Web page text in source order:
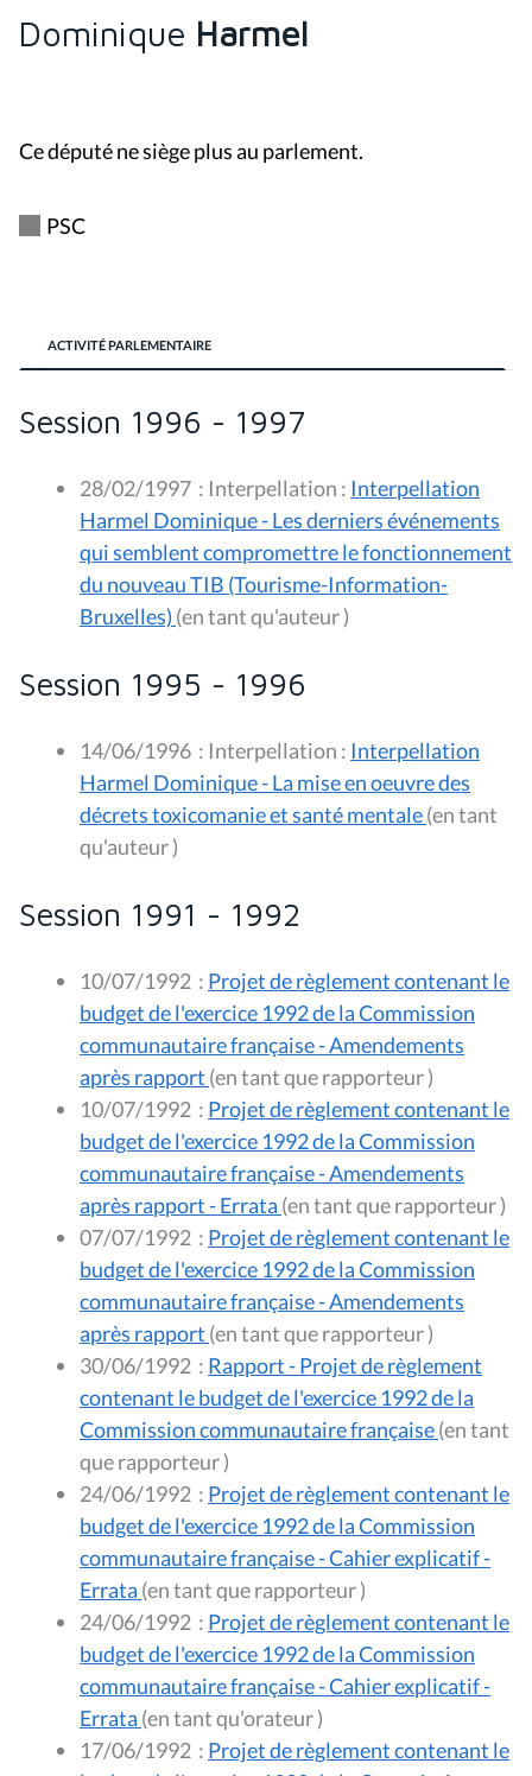
Dominique Harmel
Ce député ne siège plus au parlement.
PSC
ACTIVITÉ PARLEMENTAIRE
Session 1996 - 1997
28/02/1997 : Interpellation : Interpellation
Harmel Dominique - Les derniers événements
qui semblent compromettre le fonctionnement
du nouveau TIB (Tourisme-Information-
Bruxelles)
(en tant qu'auteur )
Session 1995 - 1996
14/06/1996 : Interpellation : Interpellation
Harmel Dominique - La mise en oeuvre des
décrets toxicomanie et santé mentale(en tant
qu'auteur )
Session 1991 - 1992
10/07/1992 : Projet de règlement contenant le
budget de l'exercice 1992 de la Commission
communautaire française - Amendements
après rapport
(en tant que rapporteur )
10/07/1992 : Projet de règlement contenant le
budget de l'exercice 1992 de la Commission
communautaire française - Amendements
après rapport - Errata
(en tant que rapporteur )
07/07/1992 : Projet de règlement contenant le
budget de l'exercice 1992 de la Commission
communautaire française - Amendements
après rapport
(en tant que rapporteur )
30/06/1992 : Rapport - Projet de règlement
contenant le budget de l'exercice 1992 de la
Commission communautaire française(en tant
que rapporteur )
24/06/1992 : Projet de règlement contenant le
budget de l'exercice 1992 de la Commission
communautaire française - Cahier explicatif -
Errata
(en tant que rapporteur )
24/06/1992 : Projet de règlement contenant le
budget de l'exercice 1992 de la Commission
communautaire française - Cahier explicatif -
Errata
(en tant qu'orateur )
17/06/1992 : Projet de règlement contenant le